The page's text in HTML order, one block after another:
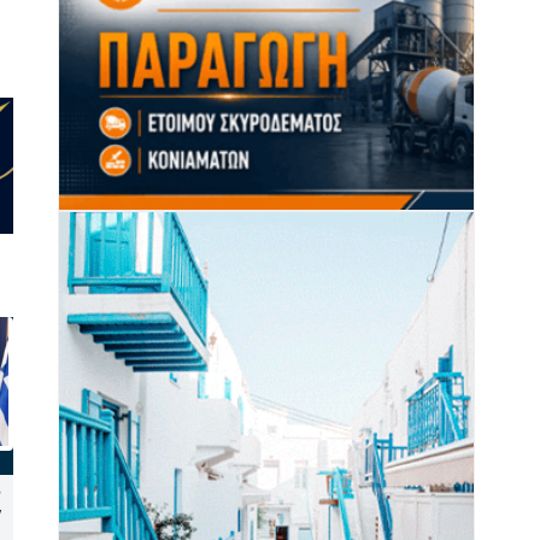
Ξεκινά πιλοτικά το
πρόγραμμα «Tinos Circular
Business» σε Κιόνια και Άγιο
Συλλήψεις σε Πάρο, Άνδρο,
Μύκονο και Σύρο για
παραβάσεις του ΚΟΚ,